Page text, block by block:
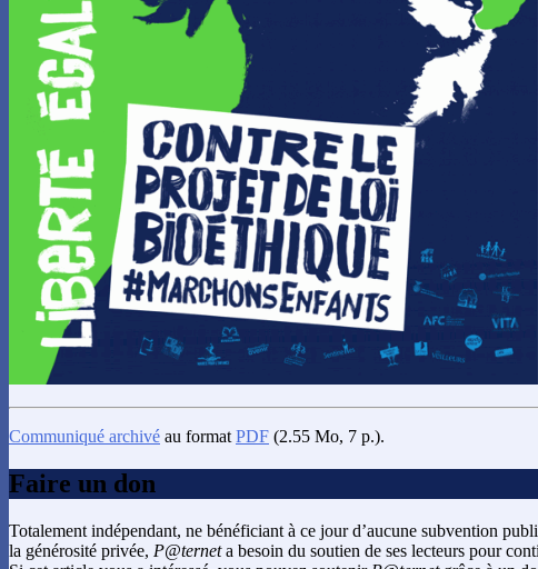
Communiqué archivé au format PDF (2.55 Mo, 7 p.).
Faire un don
Totalement indépendant, ne bénéficiant à ce jour d’aucune subvention
la générosité privée, P@terneta besoin du soutien de ses lecteurs pour